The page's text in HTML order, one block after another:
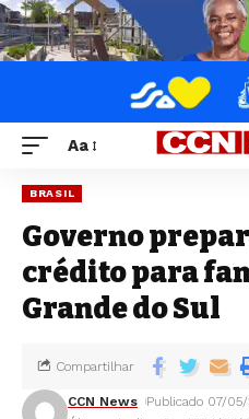
Aa
BRASIL
Governo
crédito para
Grande do Sul
CCN News Publicado 07/
Compartilhar